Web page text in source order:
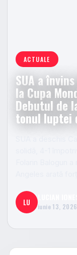
ACTUALE
SUA a
la Cupa
Debutul de
tonul luptei
LU iunie 13, 2026